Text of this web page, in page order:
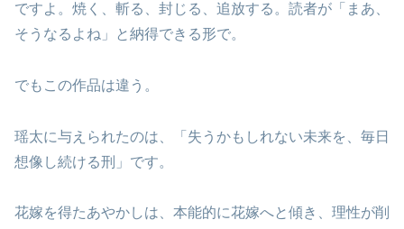
ですよ。焼く、斬る、封じる、追放する。読者が「まあ、
そうなるよね」と納得できる形で。
でもこの作品は違う。
瑶太に与えられたのは、「失うかもしれない未来を、毎日
想像し続ける刑」です。
花嫁を得たあやかしは、本能的に花嫁へと傾き、理性が削